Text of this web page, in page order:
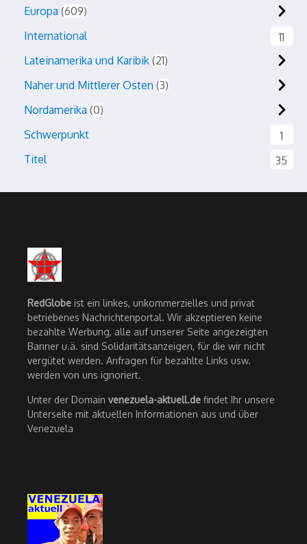
Europa 609
International
11
Lateinamerika und Karibik 21
Naher und Mittlerer Osten 3
Nordamerika 0
Schwerpunkt
1
Titel
35
RedGlobe ist ein linkes, unkommerzielles und privat
betriebenes Nachrichtenportal. Wir akzeptieren keine
bezahlte Werbung, alle auf unserer Seite angezeigten
Banner u.ä. sind Solidaritätsanzeigen, für die wir nicht
vergütet werden. Anfragen für bezahlte Links usw.
werden von uns ignoriert.
Unter der Domain venezuela-aktuell.de findet Ihr unsere
Unterseite mit aktuellen Informationen aus und über
Venezuela